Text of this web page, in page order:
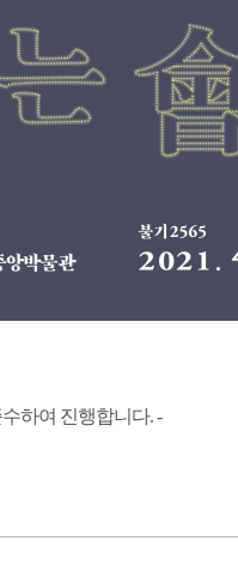
하여 진행합니다. -